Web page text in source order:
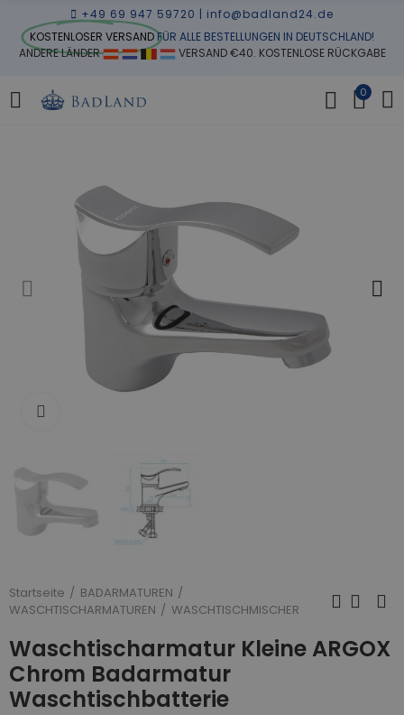
+49 69 947 59720 | info@badland24.de
KOSTENLOSER VERSANDFÜR ALLE BESTELLUNGEN IN DEUTSCHLAND!
ANDERE LÄNDER
VERSAND €40. KOSTENLOSE RÜCKGABE
0
Startseite
BADARMATUREN
WASCHTISCHARMATUREN
WASCHTISCHMISCHER
Waschtischarmatur Kleine ARGOX
Chrom Badarmatur
Waschtischbatterie